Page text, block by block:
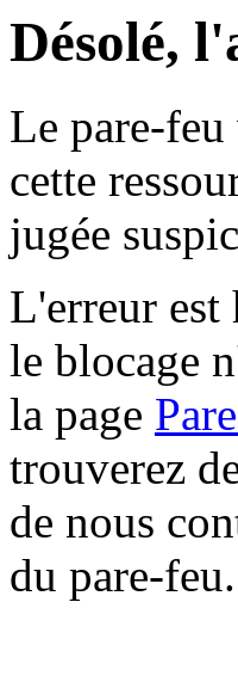
Désolé,
Le pare-
cette
jugée
L'erreur est
le blocage
la page
trouverez
de nous
du pare-feu.